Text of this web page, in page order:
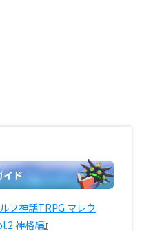
イド
フ神話TRPG マレウ
神格編』